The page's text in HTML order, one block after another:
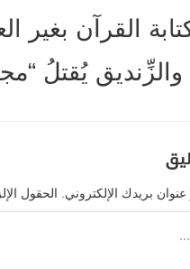
القرآن بغير
يُقتلُ
بريدك الإلكتروني. الحقول